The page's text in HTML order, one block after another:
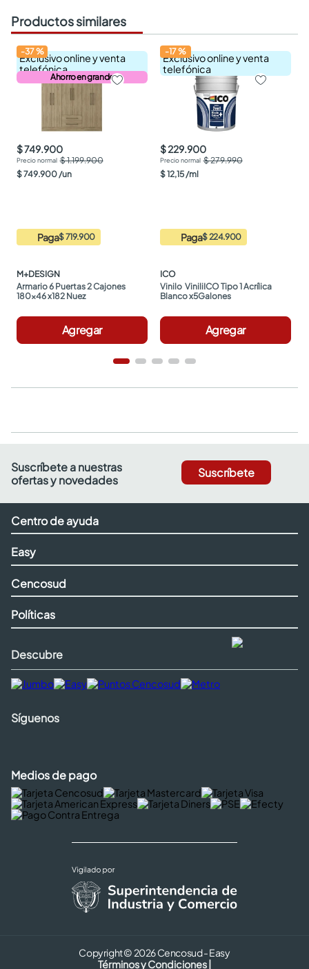
Productos similares
Exclusivo online y venta
telefónica
Ahorro en grande
-37%
$ 749.900
$ 1.199.900
$749.900 /un
Paga$ 719.900
M+DESIGN
Armario 6 Puertas 2 Cajones
180x46 x182 Nuez
Agregar
Exclusivo online y venta
telefónica
-17%
$ 229.900
$ 279.990
$12,15 /ml
Paga$ 224.900
ICO
Vinilo  ViniliICO Tipo 1 Acrílica
Blanco x5Galones
Agregar
Suscríbete a nuestras
ofertas y novedades
Suscríbete
Centro de ayuda
Easy
Cencosud
Políticas
Descubre
Síguenos
Medios de pago
Copyright © 2026 Cencosud - Easy
Términos y Condiciones |